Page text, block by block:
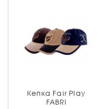
Кепка Fair Play
FABRI